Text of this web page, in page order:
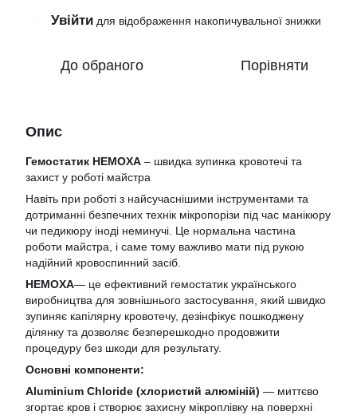
Увійти для відображення накопичувальної знижки
До обраного Порівняти
Опис
Гемостатик HEMOXA – швидка зупинка кровотечі та
захист у роботі майстра
Навіть при роботі з найсучаснішими інструментами та
дотриманні безпечних технік мікропорізи під час манікюру
чи педикюру іноді неминучі. Це нормальна частина
роботи майстра, і саме тому важливо мати під рукою
надійний кровоспинний засіб.
HEMOXA— це ефективний гемостатик українського
виробництва для зовнішнього застосування, який швидко
зупиняє капілярну кровотечу, дезінфікує пошкоджену
ділянку та дозволяє безперешкодно продовжити
процедуру без шкоди для результату.
Основні компоненти:
Aluminium Chloride (хлористий алюміній) — миттєво
згортає кров і створює захисну мікроплівку на поверхні